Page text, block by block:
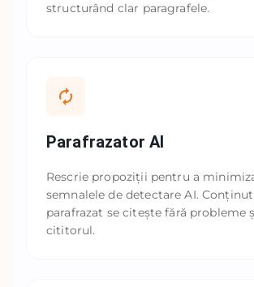
structurând clar paragrafele.
Parafrazator AI
Rescrie propoziții pentru a
semnalele de detectare AI.
parafrazat se citește fără probleme
cititorul.